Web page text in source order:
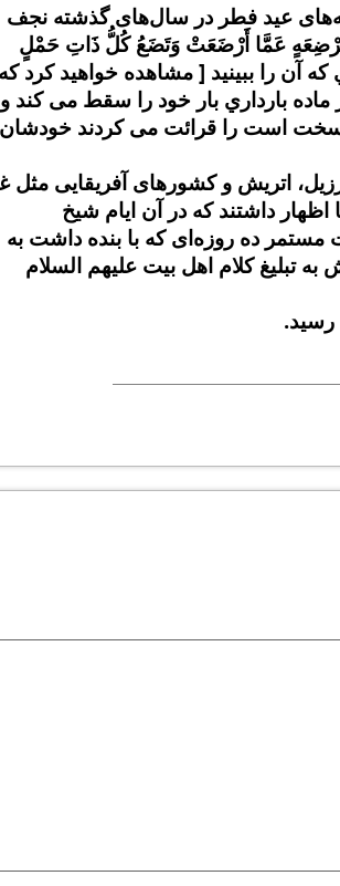
عید فطر در سال‌های گذشته نجف
مُرْضِعَهٍ عَمَّا أَرْضَعَتْ وَتَضَعُ کُلُّ ذَاتِ حَمْلٍ
ﻛﻪ ﺁﻥ ﺭﺍ ﺑﺒﻴﻨﻴﺪ [ ﻣﺸﺎﻫﺪﻩ ﺧﻮﺍﻫﻴﺪ ﻛﺮﺩ
ﺑﺎﺭﺩﺍﺭﻱ ﺑﺎﺭ ﺧﻮﺩ ﺭﺍ ﺳﻘﻂ ﻣﻰ ﻛﻨﺪ ﻭ
ﺳﺨﺖ ﺍﺳﺖ را قرائت می کردند خودشان
اتریش و کشورهای آفریقایی مثل
داشتند که در آن ایام شیخ
مستمر ده روزه‌ای که با بنده داشت به
تبلیغ کلام اهل بیت علیهم السلام
رسید.